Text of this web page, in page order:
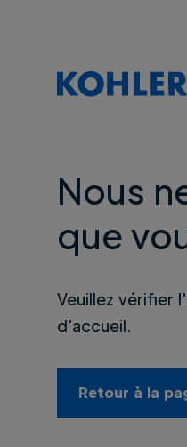
Nous
que
Veuillez vérifier
d'accueil.
Retour à la